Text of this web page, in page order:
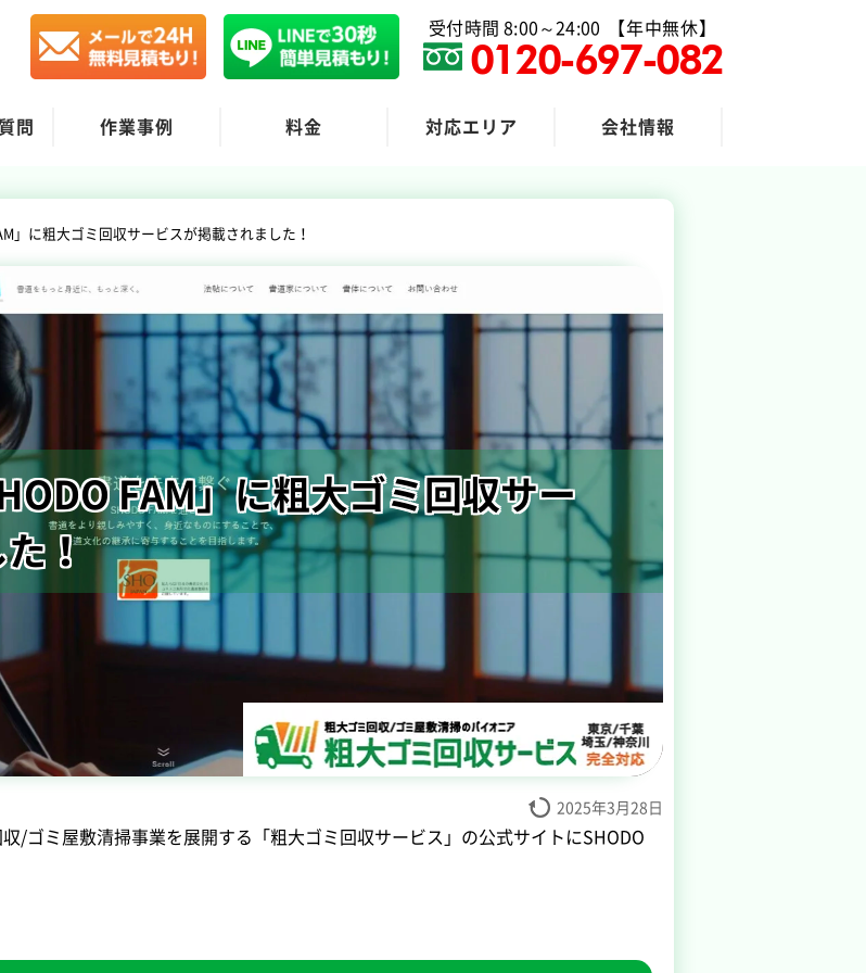
受付時間 8:00～24:00 【年中無休】
0120-697-082
問 作業事例 料金 対応エリア 会社情報
」に粗大ゴミ回収サービスが掲載されました！
FAM」に粗大ゴミ回収サー
！
2025年3月28日
/ゴミ屋敷清掃事業を展開する「粗大ゴミ回収サービス」の公式サイトにSHODO